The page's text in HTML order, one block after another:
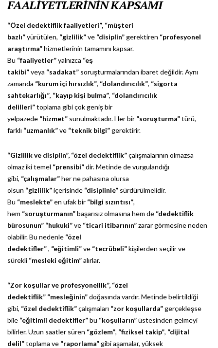
FAALİYETLERİNİN KAPSAMI
“Özel dedektiflik faaliyetleri”, “müşteri
bazlı”yürütülen, “gizlilik”ve “disiplin”gerektiren “profesyonel
araştırma”hizmetlerinin tamamını kapsar.
Bu “faaliyetler”yalnızca “eş
takibi”veya “sadakat” soruşturmalarından ibaret değildir. Aynı
zamanda “kurum içi hırsızlık”, “dolandırıcılık”, “sigorta
sahtekarlığı”, “kayıp kişi bulma”, “dolandırıcılık
delilleri”toplama gibi çok geniş bir
yelpazede “hizmet” sunulmaktadır. Her bir “soruşturma”türü,
farklı “uzmanlık”ve “teknik bilgi”gerektirir.
“Gizlilik ve disiplin”, “özel dedektiflik”çalışmalarının olmazsa
olmaz iki temel “prensibi”dir. Metinde de vurgulandığı
gibi, “çalışmalar”her ne pahasına olursa
olsun “gizlilik”içerisinde “disiplinle” sürdürülmelidir.
Bu “meslekte”en ufak bir “bilgi sızıntısı”,
hem “soruşturmanın”başarısız olmasına hem de “dedektiflik
bürosunun” “hukuki”ve “ticari itibarının”zarar görmesine neden
olabilir. Bu nedenle “özel
dedektifler”, “eğitimli”ve “tecrübeli”kişilerden seçilir ve
sürekli “mesleki eğitim”alırlar.
“Zor koşullar ve profesyonellik”, “özel
dedektiflik” “mesleğinin”doğasında vardır. Metinde belirtildiği
gibi, “özel dedektiflik”çalışmaları “zor koşullarda”gerçekleşse
bile “eğitimli dedektifler”bu “koşulların”üstesinden gelmeyi
bilirler. Uzun saatler süren “gözlem”, “fiziksel takip”, “dijital
delil”toplama ve “raporlama”gibi aşamalar, yüksek